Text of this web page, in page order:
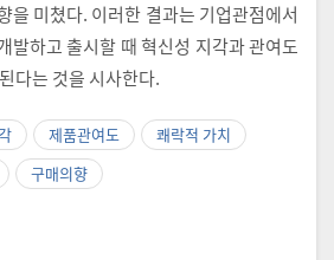
을 미쳤다. 이러한 결과는 기업관점에서
발하고 출시할 때 혁신성 지각과 관여도
다는 것을 시사한다.
제품관여도
쾌락적 가치
구매의향